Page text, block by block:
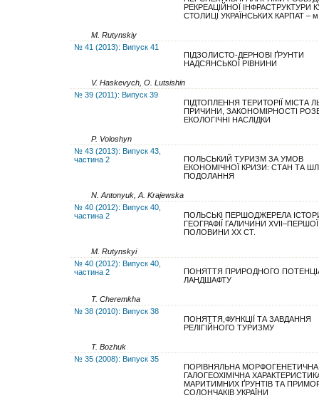
РЕКРЕАЦІЙНОЇ ІНФРАСТРУКТУРИ
СТОЛИЦІ УКРАЇНСЬКИХ КАРПАТ –
M. Rutynskіy
№ 41 (2013): Випуск 41
ПІДЗОЛИСТО-ДЕРНОВІ ҐРУНТИ
НАДСЯНСЬКОЇ РІВНИНИ
V. Haskevych, O. Lutsishin
№ 39 (2011): Випуск 39
ПІДТОПЛЕННЯ ТЕРИТОРІЇ МІСТА
ПРИЧИНИ, ЗАКОНОМІРНОСТІ
ЕКОЛОГІЧНІ НАСЛІДКИ
P. Voloshyn
№ 43 (2013): Випуск 43,
частина 2
ПОЛЬСЬКИЙ ТУРИЗМ ЗА УМОВ
ЕКОНОМІЧНОЇ КРИЗИ: СТАН ТА
ПОДОЛАННЯ
N. Antonyuk, A. Krajewskа
№ 40 (2012): Випуск 40,
частина 2
ПОЛЬСЬКІ ПЕРШОДЖЕРЕЛА
ГЕОГРАФІЇ ГАЛИЧИНИ XVII–ПЕРШОЇ
ПОЛОВИНИ ХХ СТ.
M. Rutynskyi
№ 40 (2012): Випуск 40,
частина 2
ПОНЯТТЯ ПРИРОДНОГО
ЛАНДШАФТУ
Т. Cheremkha
№ 38 (2010): Випуск 38
ПОНЯТТЯ,ФУНКЦІЇ ТА ЗАВДАННЯ
РЕЛІГІЙНОГО ТУРИЗМУ
T. Bozhuk
№ 35 (2008): Випуск 35
ПОРІВНЯЛЬНА МОРФОГЕНЕТИЧНА
ГАЛОГЕОХІМІЧНА
МАРИТИМНИХ ҐРУНТІВ ТА
СОЛОНЧАКІВ УКРАЇНИ